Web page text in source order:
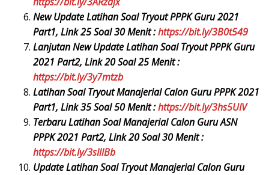
New Update Latihan Soal Tryout PPPK Guru 2021
Part1, Link 25 Soal 30 Menit :https://bit.ly/3B0t549
Lanjutan New Update Latihan Soal Tryout PPPK Guru
2021 Part2, Link 20 Soal 25 Menit :
https://bit.ly/3y7mtzb
Latihan Soal Tryout Manajerial Calon Guru PPPK 2021
Part1, Link 35 Soal 50 Menit :https://bit.ly/3hs5UIV
Terbaru Latihan Soal Manajerial Calon Guru ASN
PPPK 2021 Part2, Link 20 Soal 30 Menit :
https://bit.ly/3sIllBb
Update Latihan Soal Tryout Manajerial Calon Guru